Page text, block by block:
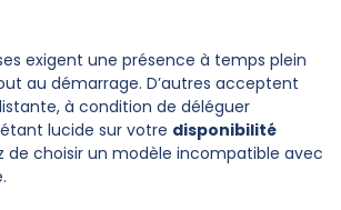
exigent une présence à temps plein
au démarrage. D’autres acceptent
à condition de déléguer
lucide sur votre disponibilité
de choisir un modèle incompatible avec